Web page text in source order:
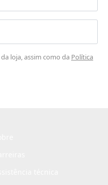
da loja, assim como da Política